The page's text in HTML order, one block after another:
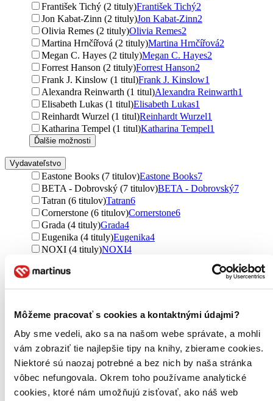
Môžeme pracovať s cookies a kontaktnými údajmi?
Aby sme vedeli, ako sa na našom webe správate, a mohli
vám zobraziť tie najlepšie tipy na knihy, zbierame cookies.
Niektoré sú naozaj potrebné a bez nich by naša stránka
vôbec nefungovala. Okrem toho používame analytické
cookies, ktoré nám umožňujú zisťovať, ako náš web
František Tichý (2 tituly)František Tichý2
Jon Kabat-Zinn (2 tituly)Jon Kabat-Zinn2
Olivia Remes (2 tituly)Olivia Remes2
Martina Hrnčířová (2 tituly)Martina Hrnčířová2
Megan C. Hayes (2 tituly)Megan C. Hayes2
Forrest Hanson (2 tituly)Forrest Hanson2
Frank J. Kinslow (1 titul)Frank J. Kinslow1
Alexandra Reinwarth (1 titul)Alexandra Reinwarth1
Elisabeth Lukas (1 titul)Elisabeth Lukas1
Reinhardt Wurzel (1 titul)Reinhardt Wurzel1
Katharina Tempel (1 titul)Katharina Tempel1
Ďalšie možnosti
Vydavateľstvo
Eastone Books (7 titulov)Eastone Books7
BETA - Dobrovský (7 titulov)BETA - Dobrovský7
Tatran (6 titulov)Tatran6
Cornerstone (6 titulov)Cornerstone6
Grada (4 tituly)Grada4
Eugenika (4 tituly)Eugenika4
NOXI (4 tituly)NOXI4
HarperCollins (3 tituly)
barecz & conrad books (3 tituly)barecz & conrad books
Fortuna Libri (2 tituly)
Lingea (2 tituly) Lingea 2
Management Press (2 tituly)Management Press2
Dokořán (2 tituly)Dokořán 2
Hay House (2 tituly)
DharmaGaia (2 tituly)DharmaGaia 2
Fortuna Libri ČR (2 tituly)Fortuna Libri ČR2